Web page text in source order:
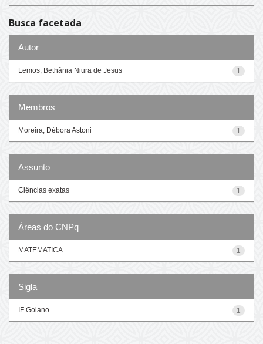
Busca facetada
Autor
1
Lemos, Bethânia Niura de Jesus
Membros
1
Moreira, Débora Astoni
Assunto
1
Ciências exatas
Áreas do CNPq
1
MATEMATICA
Sigla
1
IF Goiano